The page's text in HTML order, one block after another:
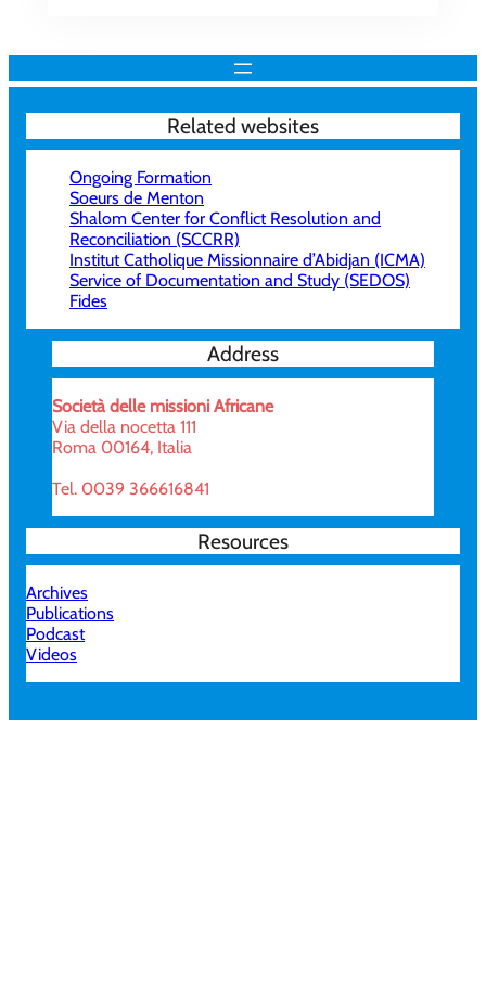
Related websites
Ongoing Formation
Soeurs de Menton
Shalom Center for Conflict Resolution and
Reconciliation (SCCRR)
Institut Catholique Missionnaire d’Abidjan (ICMA)
Service of Documentation and Study (SEDOS)
Fides
Address
Società delle missioni Africane
Via della nocetta 111
Roma 00164, Italia
Tel. 0039 366616841
Resources
Archives
Publications
Podcast
Videos